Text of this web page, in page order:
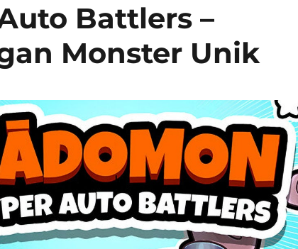
Battlers –
Monster Unik